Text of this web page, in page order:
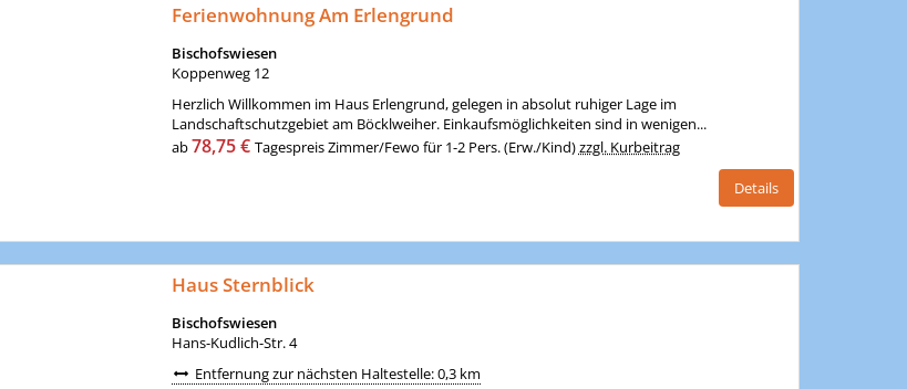
Ferienwohnung Am Erlengrund
Bischofswiesen
Koppenweg 12
Herzlich Willkommen im Haus Erlengrund, gelegen in absolut ruhiger Lage im
Landschaftschutzgebiet am Böcklweiher. Einkaufsmöglichkeiten sind in wenigen...
ab78,75 € Tagespreis Zimmer/Fewo für 1-2 Pers. (Erw./Kind)zzgl. Kurbeitrag
Details
Haus Sternblick
Bischofswiesen
Hans-Kudlich-Str. 4
Entfernung zur nächsten Haltestelle: 0,3 km